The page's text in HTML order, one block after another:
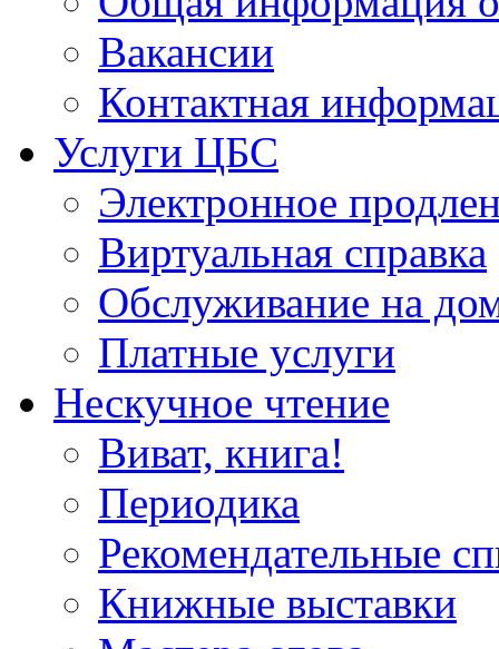
Вакансии
Контактная
Услуги ЦБС
Электронное
Виртуальная справка
Обслуживание на
Платные услуги
Нескучное чтение
Виват, книга!
Периодика
Рекомендательные
Книжные выставки